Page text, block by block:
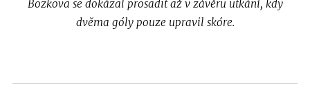
Bozkova se dokázal prosadit až v závěru utkání, kdy
dvěma góly pouze upravil skóre.